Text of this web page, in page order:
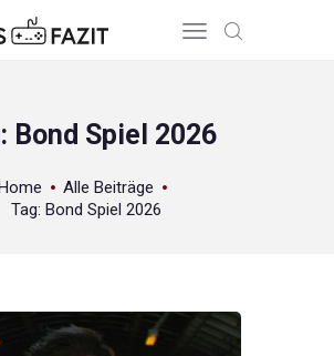
Bond Spiel 2026
Home
Alle Beiträge
Tag: Bond Spiel 2026